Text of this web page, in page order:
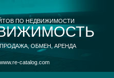
ПО НЕДВИЖИМОСТИ
ОБМЕН, АРЕНДА
catalog.com